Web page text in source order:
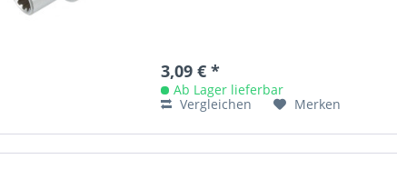
3,09 € *
Ab Lager lieferbar
Vergleichen
Merken